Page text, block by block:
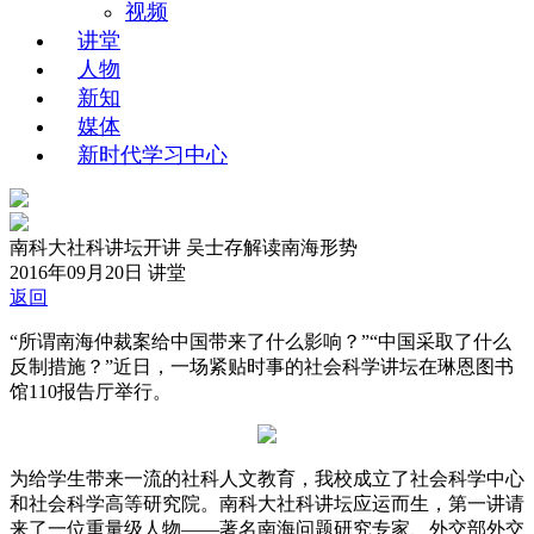
视频
讲堂
人物
新知
媒体
新时代学习中心
南科大社科讲坛开讲 吴士存解读南海形势
2016年09月20日 讲堂
返回
“所谓南海仲裁案给中国带来了什么影响？”“中国采取了什么
反制措施？”近日，一场紧贴时事的社会科学讲坛在琳恩图书
馆110报告厅举行。
为给学生带来一流的社科人文教育，我校成立了社会科学中心
和社会科学高等研究院。南科大社科讲坛应运而生，第一讲请
来了一位重量级人物——著名南海问题研究专家、外交部外交